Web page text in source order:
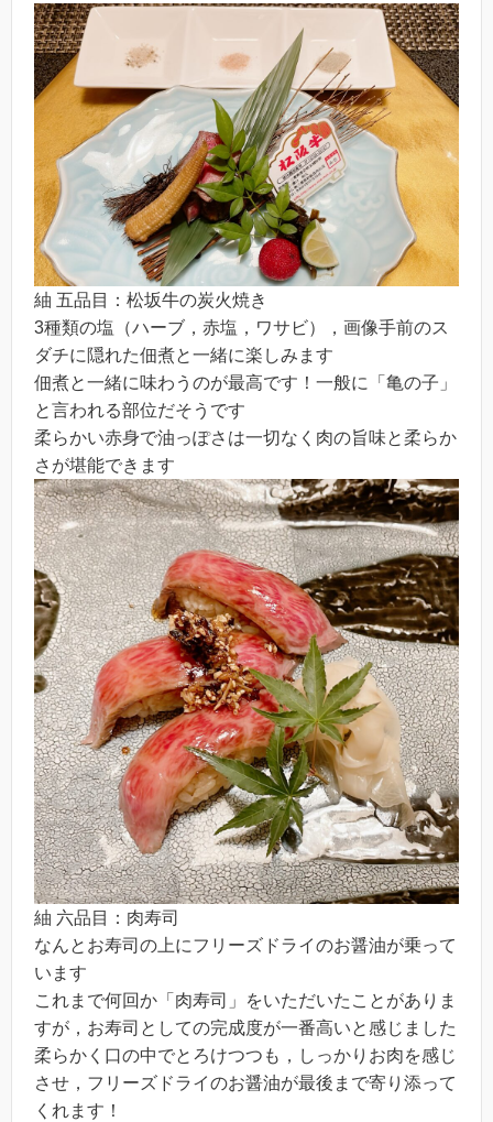
紬 五品目：松坂牛の炭火焼き
3種類の塩（ハーブ，赤塩，ワサビ），画像手前のス
ダチに隠れた佃煮と一緒に楽しみます
佃煮と一緒に味わうのが最高です！一般に「亀の子」
と言われる部位だそうです
柔らかい赤身で油っぽさは一切なく肉の旨味と柔らか
さが堪能できます
紬 六品目：肉寿司
なんとお寿司の上にフリーズドライのお醤油が乗って
います
これまで何回か「肉寿司」をいただいたことがありま
すが，お寿司としての完成度が一番高いと感じました
柔らかく口の中でとろけつつも，しっかりお肉を感じ
させ，フリーズドライのお醤油が最後まで寄り添って
くれます！